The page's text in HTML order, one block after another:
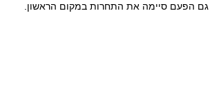
גם הפעם סיימה את התחרות במקום הראשון.